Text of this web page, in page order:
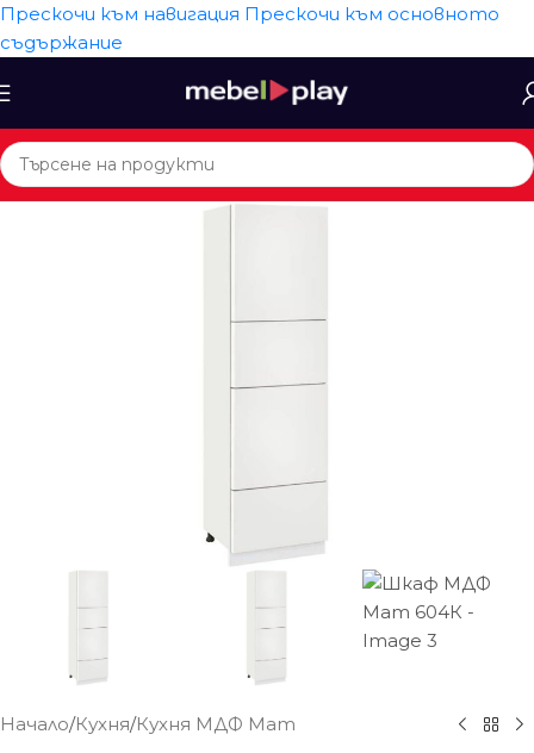
Прескочи към навигация Прескочи към основното
съдържание
Начало/Кухня/Кухня МДФ Мат